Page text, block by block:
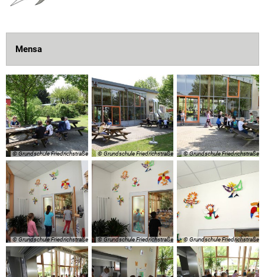
Mensa
© Grundschule Friedrichstraße © Grundschule Friedrichstraße © Grundschule Friedrichstraße
© Grundschule Friedrichstraße © Grundschule Friedrichstraße © Grundschule Friedrichstraße